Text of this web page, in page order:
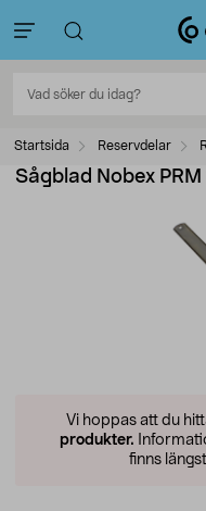
Startsida Reservdelar
Sågblad Nobex PRM
Vi hoppas att du
produkter.
finns